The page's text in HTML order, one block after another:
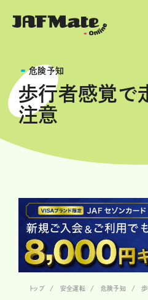
危険予知
歩行者感覚で
注意
トップ 安全運転 危険予知